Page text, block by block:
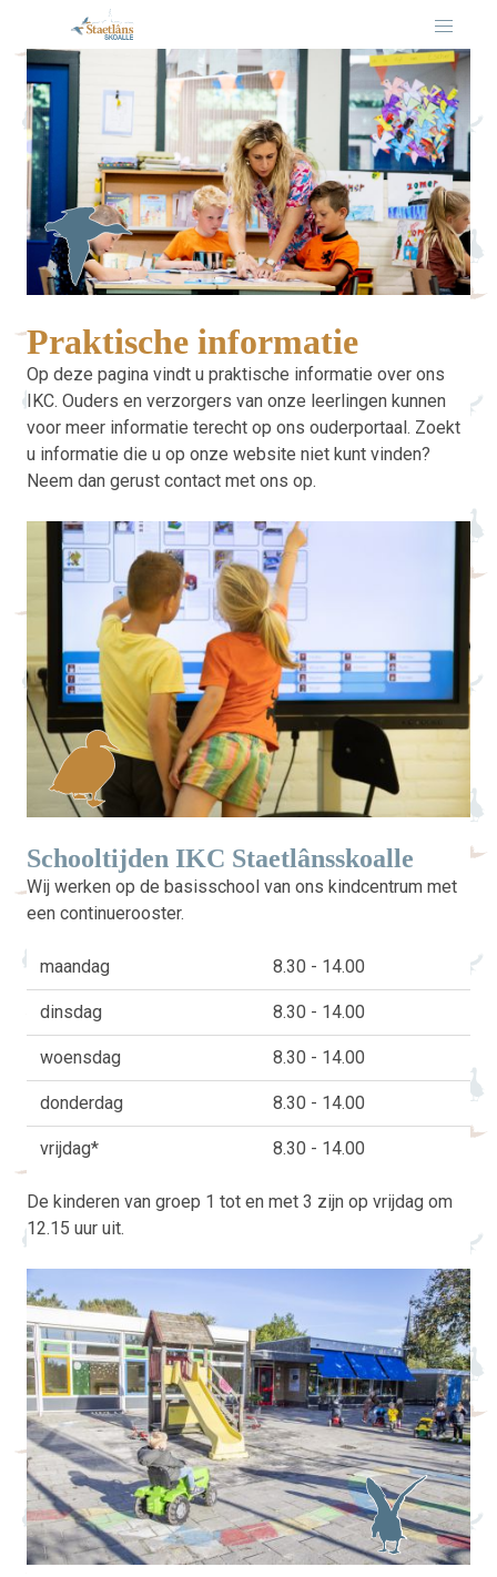
Praktische informatie
Op deze pagina vindt u praktische informatie over ons
IKC. Ouders en verzorgers van onze leerlingen kunnen
voor meer informatie terecht op ons ouderportaal. Zoekt
u informatie die u op onze website niet kunt vinden?
Neem dan gerust contact met ons op.
Schooltijden IKC Staetlânsskoalle
Wij werken op de basisschool van ons kindcentrum met
een continuerooster.
maandag 8.30 - 14.00
dinsdag 8.30 - 14.00
woensdag 8.30 - 14.00
donderdag 8.30 - 14.00
vrijdag* 8.30 - 14.00
De kinderen van groep 1 tot en met 3 zijn op vrijdag om
12.15 uur uit.